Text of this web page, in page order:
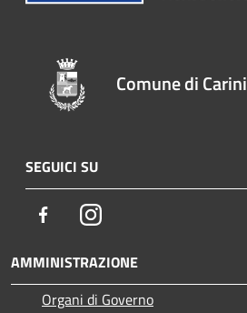
Comune di Carini
SEGUICI SU
FacebookInstagram
AMMINISTRAZIONE
Organi di Governo